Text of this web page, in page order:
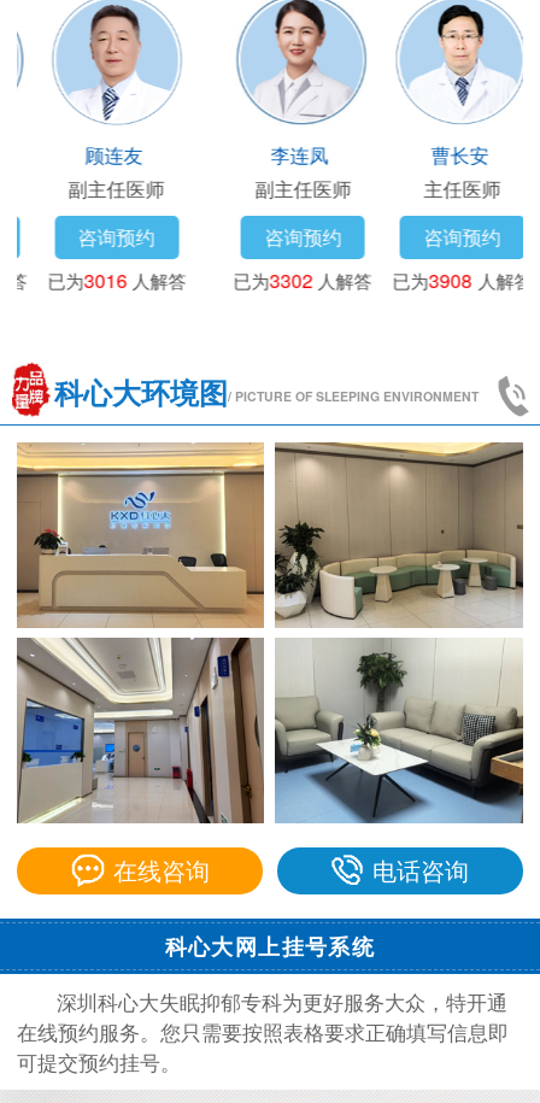
人解答
临床部主任
咨询预约
已为4173 人解答
顾连友
副主任医师
咨询预约
已为3016人解答
副主
咨询
已为3302
科心大环境图/ PICTURE OF SLEEPING ENVIRONMENT
在线咨询 电话咨询
科心大网上挂号系统
深圳科心大失眠抑郁专科为更好服务大众，特开通
在线预约服务。您只需要按照表格要求正确填写信息即
可提交预约挂号。